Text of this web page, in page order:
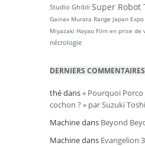
Studio Ghibli Super Robot
Gainax Murata Range Japan Expo
Miyazaki Hayao Film en prise de
nécrologie
DERNIERS COMMENTAIRES
thédans« Pourquoi Porco
cochon ? » par Suzuki
Machinedans Beyond
Machinedans Evangelion